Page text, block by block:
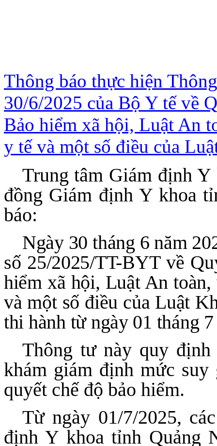
Thông báo thực hiện
30/6/2025 của Bộ Y tế về
Bảo hiểm xã hội, Luật An
y tế và một số điều của
Trung tâm Giám định
đồng Giám định Y khoa
báo:
Ngày 30 tháng 6 năm
số 25/2025/TT-BYT về
hiểm xã hội, Luật An
và một số điều của Luật
thi hành từ ngày 01 tháng
Thông tư này quy
khám giám định mức
quyết chế độ bảo hiểm.
Từ ngày 01/7/2025,
định Y khoa tỉnh Quảng